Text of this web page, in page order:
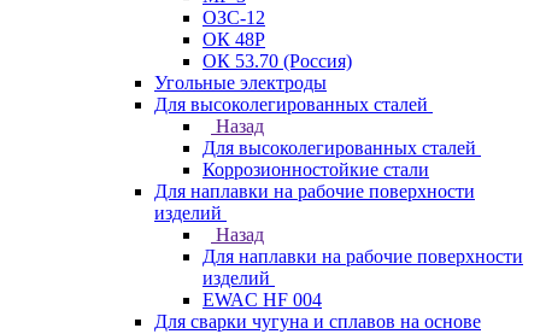
ОЗС-12
ОК 48Р
ОК 53.70 (Россия)
Угольные электроды
Для высоколегированных сталей
Назад
Для высоколегированных сталей
Коррозионностойкие стали
Для наплавки на рабочие поверхности
изделий
Назад
Для наплавки на рабочие поверхности
изделий
EWAC HF 004
Для сварки чугуна и сплавов на основе